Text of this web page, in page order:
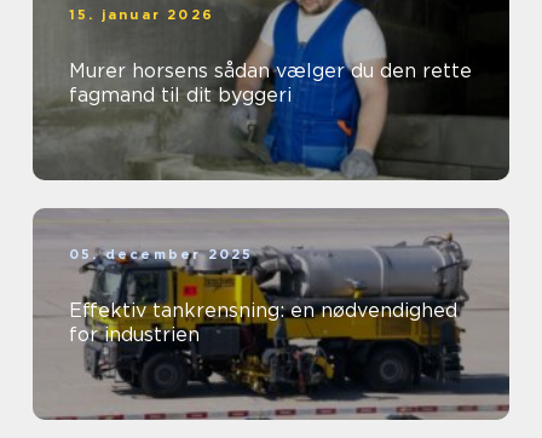
15. januar 2026
Murer horsens sådan vælger du den rette
fagmand til dit byggeri
05. december 2025
Effektiv tankrensning: en nødvendighed
for industrien